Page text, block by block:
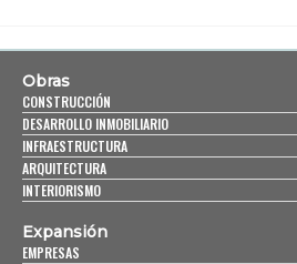
Obras
CONSTRUCCIÓN
DESARROLLO INMOBILIARIO
INFRAESTRUCTURA
ARQUITECTURA
INTERIORISMO
Expansión
EMPRESAS